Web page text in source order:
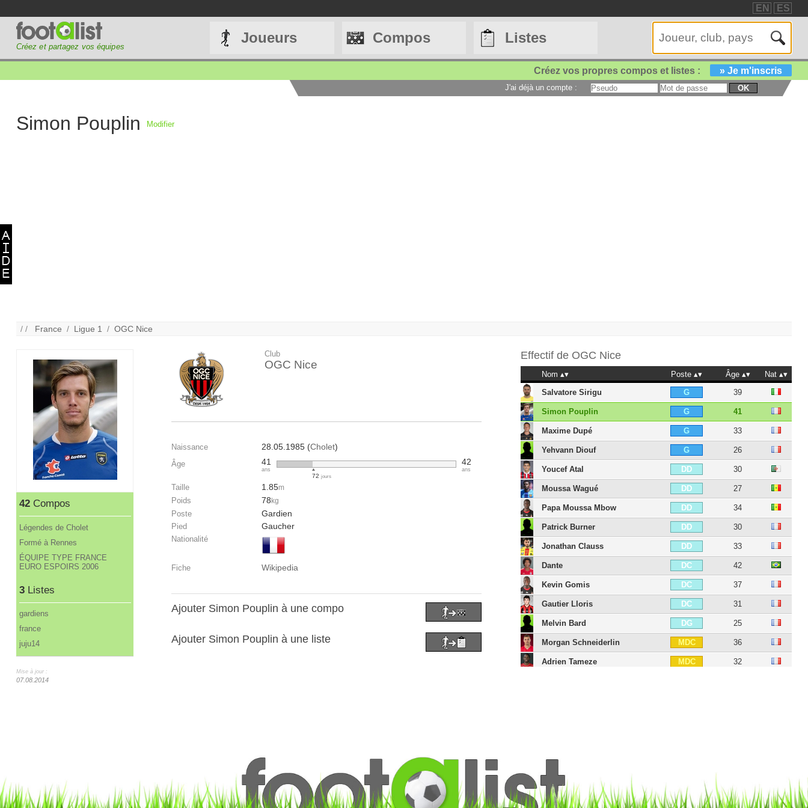
EN ES
Créez et partagez vos équipes
Joueurs Compos Listes
Créez vos propres compos et listes : » Je m'inscris
J'ai déjà un compte : OK
Simon Pouplin Modifier
/ / France / Ligue 1 /OGC Nice
42Compos
Légendes de Cholet
Formé à Rennes
ÉQUIPE TYPE FRANCE
EURO ESPOIRS 2006
3Listes
gardiens
france
juju14
Mise à jour :
07.08.2014
Club
OGC Nice
Naissance 28.05.1985 (Cholet)
Âge 41
ans
72jours
42
ans
Taille 1.85m
Poids 78 kg
Poste Gardien
Pied Gaucher
Nationalité
Fiche Wikipedia
Ajouter Simon Pouplin à une compo
Ajouter Simon Pouplin à une liste
Effectif de OGC Nice
Nom Poste Âge
Nat
Salvatore Sirigu
G 39
Simon Pouplin G 41
Maxime Dupé G 33
Yehvann Diouf G 26
Youcef Atal DD 30
Moussa Wagué DD 27
Papa Moussa Mbow DD 34
Patrick Burner DD 30
Jonathan Clauss DD 33
Dante DC 42
Kevin Gomis DC 37
Gautier Lloris DC 31
Melvin Bard DG 25
Morgan Schneiderlin MDC 36
Adrien Tameze MDC 32
Arnaud Lusamba
Morgan Sanson
Danilo MD 30